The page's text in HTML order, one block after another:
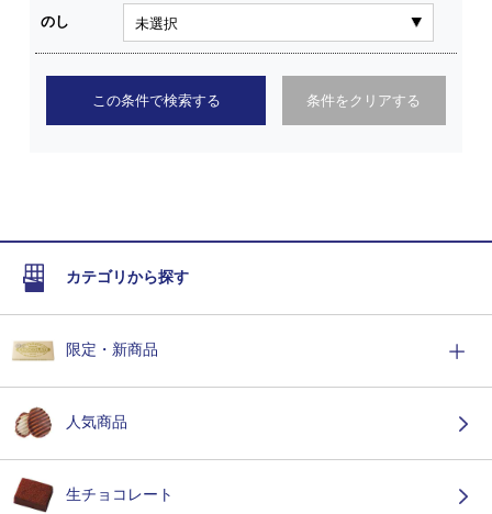
のし
この条件で検索する 条件をクリアする
カテゴリから探す
限定・新商品
人気商品
生チョコレート